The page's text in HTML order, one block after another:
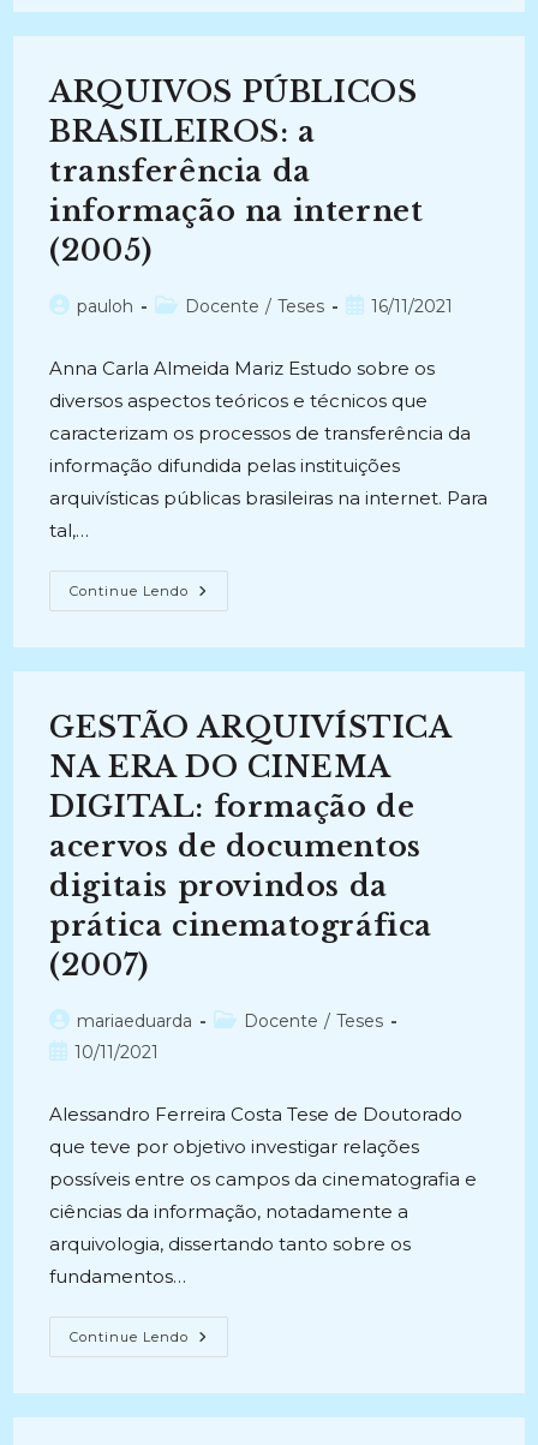
Do
Acompanhamento
De
Documentos
E
Processos
Da
Eleitoral
(2014)
ARQUIVOS PÚBLICOS
BRASILEIROS: a
transferência da
informação na internet
(2005)
Autorpauloh
Categoria
Docente / Teses
Post16/11/2021
Anna Carla Almeida Mariz Estudo sobre os
diversos aspectos teóricos e técnicos que
caracterizam os processos de transferência da
informação difundida pelas instituições
arquivísticas públicas brasileiras na internet. Para
tal,…
Continue Lendo ARQUIVOS
PÚBLICOS
Da
Internet
(2005)
GESTÃO ARQUIVÍSTICA
NA ERA DO CINEMA
DIGITAL: formação de
acervos de documentos
digitais provindos da
prática cinematográfica
(2007)
Autor
do
mariaeduarda
Categoria
Docente / Teses
Post10/11/2021
Alessandro Ferreira Costa Tese de Doutorado
que teve por objetivo investigar relações
possíveis entre os campos da cinematografia e
ciências da informação, notadamente a
arquivologia, dissertando tanto sobre os
fundamentos…
Continue Lendo GESTÃO
ARQUIVÍSTICA
CINEMA